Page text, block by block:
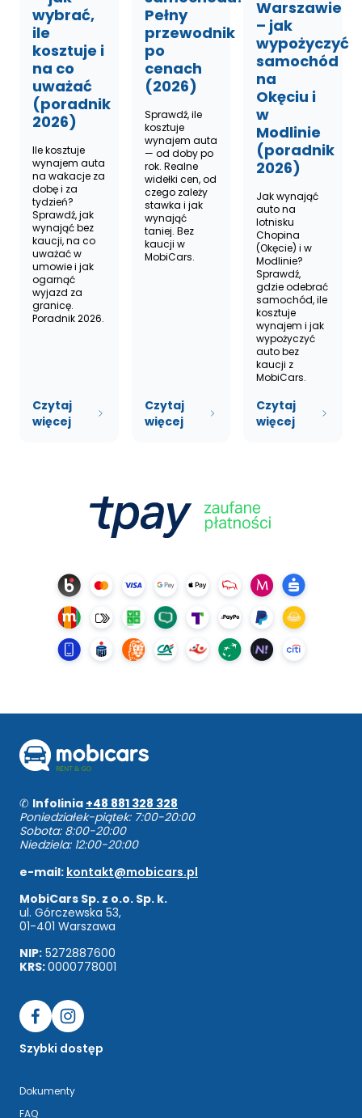
wybrać,
ile
kosztuje i
na co
uważać
(poradnik
2026)
Ile kosztuje
wynajem auta
na wakacje za
dobę i za
tydzień?
Sprawdź, jak
wynająć bez
kaucji, na co
uważać w
umowie i jak
ogarnąć
wyjazd za
granicę.
Poradnik 2026.
Czytaj
więcej
Pełny
przewodnik
po
cenach
(2026)
Sprawdź, ile
kosztuje
wynajem auta
— od doby po
rok. Realne
widełki cen, od
czego zależy
stawka i jak
wynająć
taniej. Bez
kaucji w
MobiCars.
Czytaj
więcej
Warszawie
– jak
wypożyczyć
samochód
na
Okęciu i
w
Modlinie
(poradnik
2026)
Jak wynająć
auto na
lotnisku
Chopina
(Okęcie) i w
Modlinie?
Sprawdź,
gdzie odebrać
samochód, ile
kosztuje
wynajem i jak
wypożyczyć
auto bez
kaucji z
MobiCars.
Czytaj
więcej
✆ Infolinia +48 881 328 328
Poniedziałek-piątek: 7:00-20:00
Sobota: 8:00-20:00
Niedziela: 12:00-20:00
e-mail: kontakt@mobicars.pl
MobiCars Sp. z o.o. Sp. k.
ul. Górczewska 53,
01-401 Warszawa
NIP: 5272887600
KRS:0000778001
Szybki dostęp
Dokumenty
FAQ